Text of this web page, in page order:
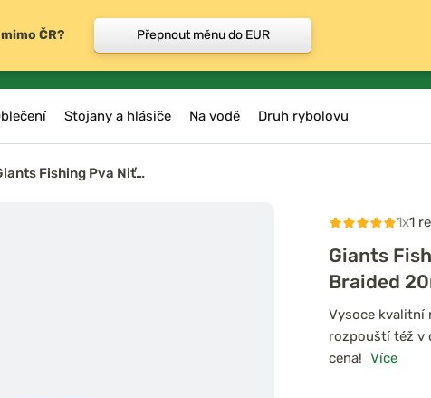
Stojany a hlásiče Na vodě Druh rybolovu
Fishing Pva Niť…
1x1
Giants
Braided
Vysoce kvalitní
rozpouští též v
cena! Více
ČR? Přepnout měnu do EUR